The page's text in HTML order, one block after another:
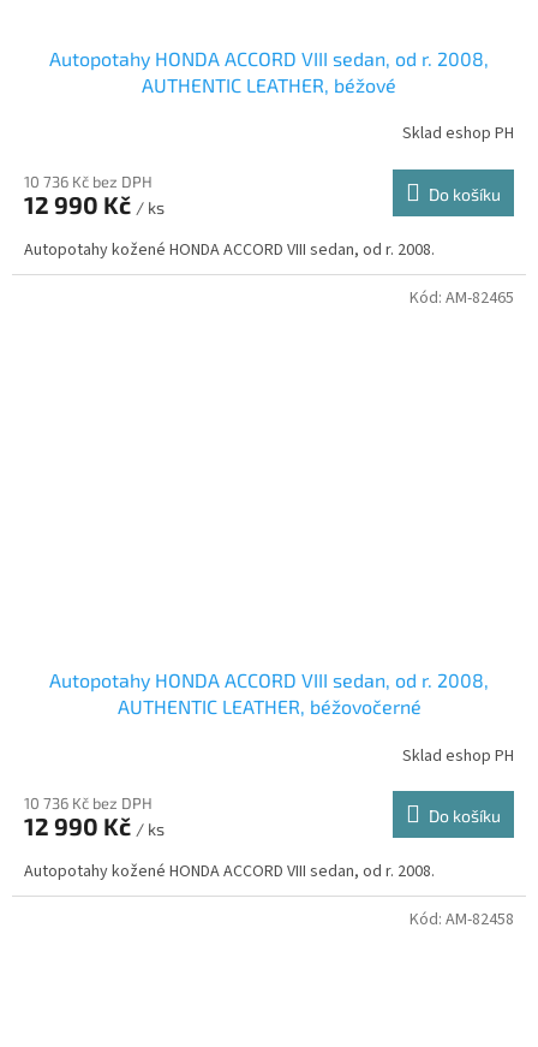
Autopotahy HONDA ACCORD VIII sedan, od r. 2008,
AUTHENTIC LEATHER, béžové
Sklad eshop PH
10 736 Kč bez DPH
12 990 Kč / ks
Do košíku
Autopotahy kožené HONDA ACCORD VIII sedan, od r. 2008.
Autopotahy HONDA ACCORD VIII sedan, od r. 2008,
AUTHENTIC LEATHER, béžovočerné
Sklad eshop PH
10 736 Kč bez DPH
12 990 Kč / ks
Do košíku
Autopotahy kožené HONDA ACCORD VIII sedan, od r. 2008.
Kód: AM-82465
Kód: AM-82458